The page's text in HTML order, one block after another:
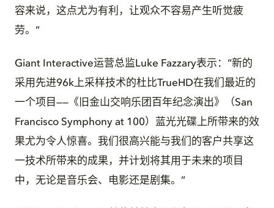
容来说，这点尤为有利，让观众不容易产生听觉疲
劳。”
Giant Interactive运营总监Luke Fazzary表示：“新的
采用先进96k上采样技术的杜比TrueHD在我们最近的
一个项目——《旧金山交响乐团百年纪念演出》（San
Francisco Symphony at 100）蓝光光碟上所带来的效
果尤为令人惊喜。我们很高兴能与我们的客户共享这
一技术所带来的成果，并计划将其用于未来的项目
中，无论是音乐会、电影还是剧集。”